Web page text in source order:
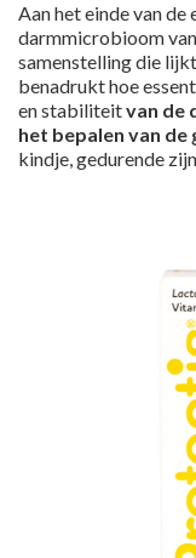
Aan het einde van
darmmicrobioom
samenstelling die
benadrukt hoe
en stabiliteitvan de
het bepalen van de
kindje, gedurende